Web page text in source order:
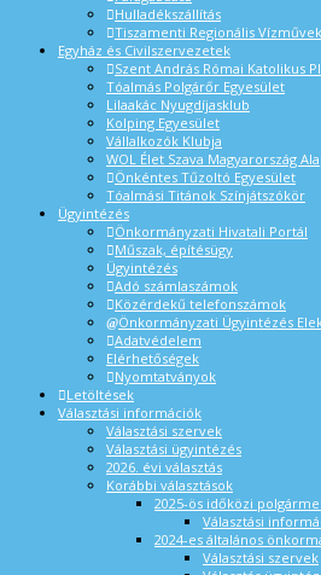
Hulladékszállítás
Tiszamenti Regionális
Egyház és Civilszervezetek
Szent András Római Katolikus
Tóalmás Polgárőr Egyesület
Lilaakác Nyugdíjasklub
Kolping Egyesület
Vállalkozók Klubja
WOL Élet Szava Magyarország
Önkéntes Tűzoltó Egyesület
Tóalmási Titánok Színjátszókör
Ügyintézés
Önkormányzati Hivatali Portál
Műszak, építésügy
Ügyintézés
Adó számlaszámok
Közérdekű telefonszámok
Önkormányzati Ügyintézés
Adatvédelem
Elérhetőségek
Nyomtatványok
Letöltések
Választási információk
Választási szervek
Választási ügyintézés
2026. évi választás
Korábbi választások
2025-ös időközi
Választási
2024-es általános
Választási szervek